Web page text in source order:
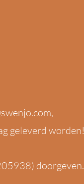
,
geleverd worden!
doorgeven.